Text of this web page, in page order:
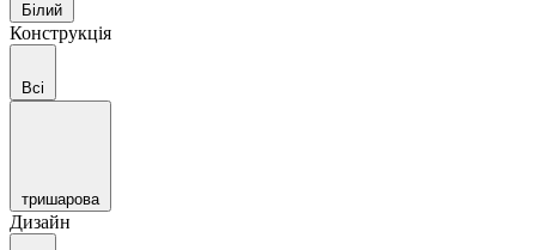
Білий
Конструкція
Всі
тришарова
Дизайн